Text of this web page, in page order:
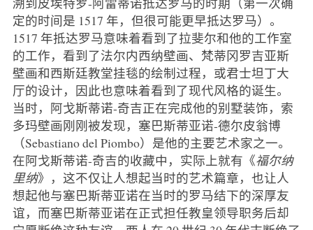
定的时间是 1517 年，但很可能更早抵达罗马）。
1517 年抵达罗马意味着看到了拉斐尔和他的工作室
的工作，看到了法尔内西纳壁画、梵蒂冈罗吉亚斯
壁画和西斯廷教堂挂毯的绘制过程，或君士坦丁大
厅的设计，因此也意味着看到了现代风格的诞生。
当时，阿戈斯蒂诺-奇吉正在完成他的别墅装饰，索
多玛壁画刚刚被发现，塞巴斯蒂亚诺-德尔皮翁博
（Sebastiano del Piombo）是他的主要艺术家之一。
在阿戈斯蒂诺-奇吉的收藏中，实际上就有《福尔纳
里纳》，这不仅让人想起当时的艺术篇章，也让人
想起他与塞巴斯蒂亚诺在当时的罗马结下的深厚友
谊，而塞巴斯蒂亚诺在正式担任教皇领导职务后却